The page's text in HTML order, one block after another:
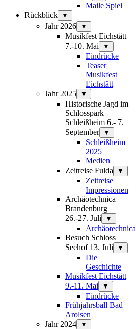
Maile Spiel
Rückblick
▼
Jahr 2026 ▼
Musikfest Eichstätt
7.-10. Mai
▼
Eindrücke
Teaser
Musikfest
Eichstätt
Jahr 2025
▼
Historische Jagd im
Schlosspark
Schleißheim 6.- 7.
September
▼
Schleißheim
2025
Medien
Zeitreise Fulda
▼
Zeitreise
Impressionen
Archäotechnica
Brandenburg
26.-27. Juli
▼
Archäotechnica
Besuch Schloss
Seehof 13. Juli
▼
Die
Geschichte
Musikfest Eichstätt
9.-11. Mai
▼
Eindrücke
Frühjahrsball Bad
Arolsen
Jahr 2024
▼